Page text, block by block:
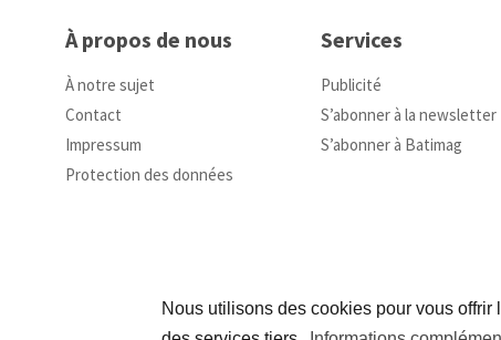
Nous utilisons des cookies pour vous
À propos de nous
À notre sujet
Contact
Impressum
Protection des données
Services
Publicité
S’abonner à la newsletter
S’abonner à Batimag